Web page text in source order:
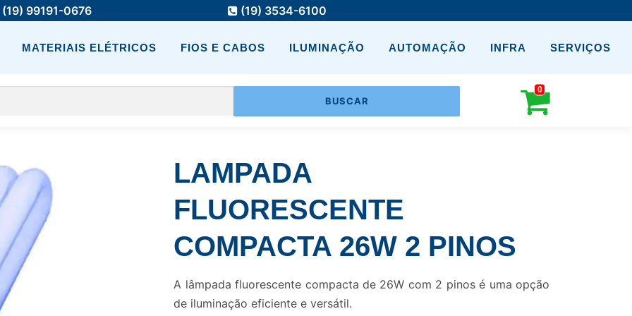
(19) 99191-0676 (19) 3534-6100
MATERIAIS ELÉTRICOS FIOS E CABOS ILUMINAÇÃO AUTOMAÇÃO INFRA SERVIÇOS
0
LAMPADA
FLUORESCENTE
COMPACTA 26W 2 PINOS
A lâmpada fluorescente compacta de 26W com 2 pinos é uma opção
de iluminação eficiente e versátil.